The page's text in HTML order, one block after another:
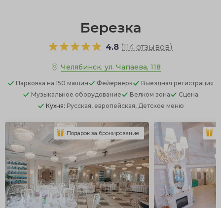
окрестностях Челябинска, расположенные на берегу
рек, озер и водохранилищ. Здесь вы найдете все для
идеального мероприятия: от элегантных ресторанов с
панорамными верандами и белоснежных шатров до
каталог и выберите место, которое подарит вашей
команде незабываемые эмоции!
Березка
4.8 (114 отзывов)
Челябинск, ул. Чапаева, 118
Парковка на 150 машин Фейерверк
Выездная регистрация
Музыкальное оборудование
Велком зона
Сцена
Кухня: Русская, европейская, Детское меню
Подарок за бронирование